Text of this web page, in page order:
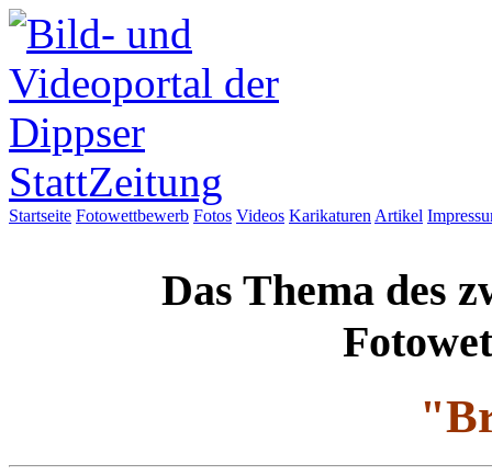
Startseite Fotowettbewerb Fotos Videos Karikaturen Artikel
Das Thema des